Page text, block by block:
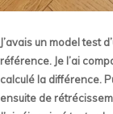
J’avais un model test
référence. Je l’ai
calculé la différence.
ensuite de